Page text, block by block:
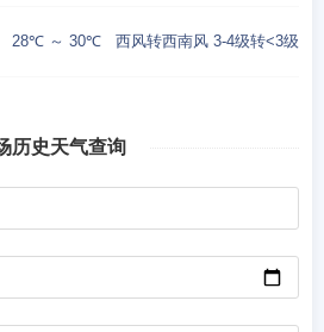
28℃ ～ 30℃ 西风转西南风 3-4级转<3级
历史天气查询